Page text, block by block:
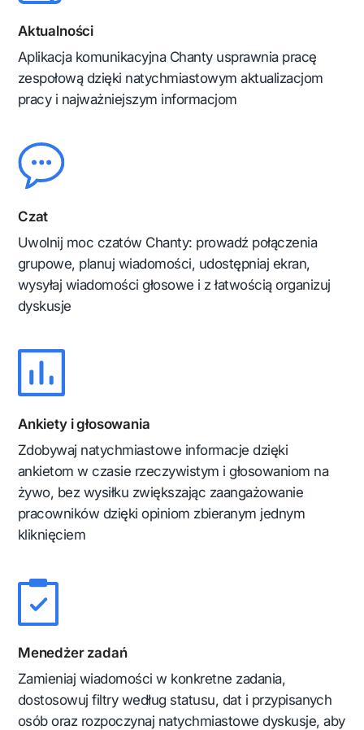
Aktualności
Aplikacja komunikacyjna Chanty usprawnia pracę
zespołową dzięki natychmiastowym aktualizacjom
pracy i najważniejszym informacjom
Czat
Uwolnij moc czatów Chanty: prowadź połączenia
grupowe, planuj wiadomości, udostępniaj ekran,
wysyłaj wiadomości głosowe i z łatwością organizuj
dyskusje
Ankiety i głosowania
Zdobywaj natychmiastowe informacje dzięki
ankietom w czasie rzeczywistym i głosowaniom na
żywo, bez wysiłku zwiększając zaangażowanie
pracowników dzięki opiniom zbieranym jednym
kliknięciem
Menedżer zadań
Zamieniaj wiadomości w konkretne zadania,
dostosowuj filtry według statusu, dat i przypisanych
osób oraz rozpoczynaj natychmiastowe dyskusje, aby